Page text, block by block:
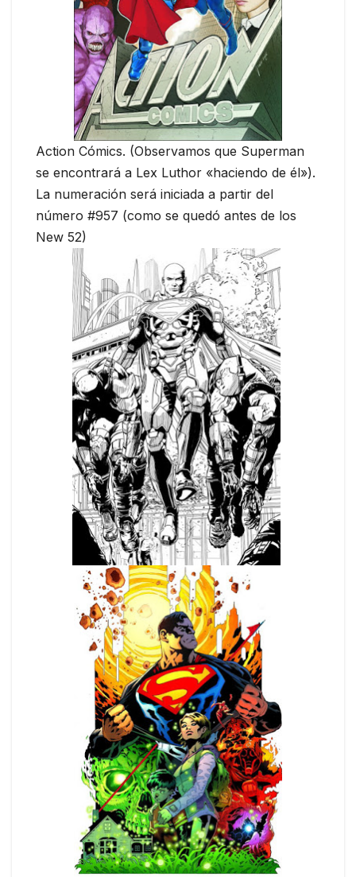
Action Cómics. (Observamos que Superman
se encontrará a Lex Luthor «haciendo de él»).
La numeración será iniciada a partir del
número #957 (como se quedó antes de los
New 52)